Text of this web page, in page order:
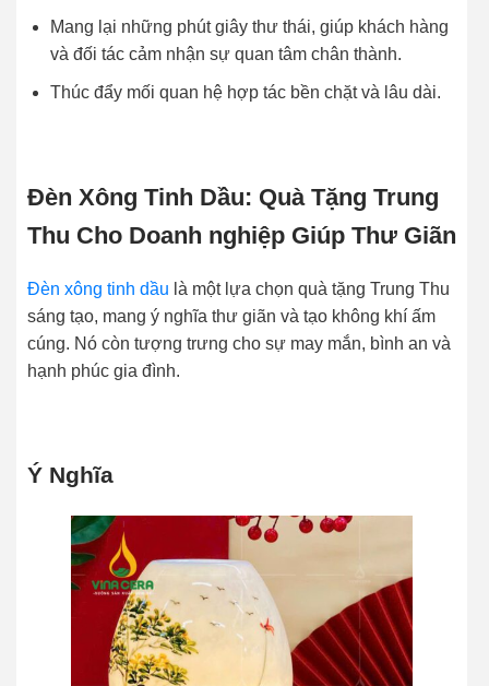
Mang lại những phút giây thư thái, giúp khách hàng
và đối tác cảm nhận sự quan tâm chân thành.
Thúc đẩy mối quan hệ hợp tác bền chặt và lâu dài.
Đèn Xông Tinh Dầu: Quà Tặng Trung
Thu Cho Doanh nghiệp Giúp Thư Giãn
Đèn xông tinh dầu là một lựa chọn quà tặng Trung Thu
sáng tạo, mang ý nghĩa thư giãn và tạo không khí ấm
cúng. Nó còn tượng trưng cho sự may mắn, bình an và
hạnh phúc gia đình.
Ý Nghĩa